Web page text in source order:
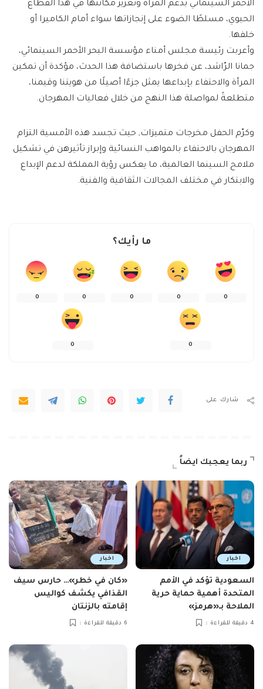
الأحمر السينمائي بدعم المرأة وتعزيز مكانتها في هذا القطاع
الحيوي، مسلطًا الضوء على إنجازاتها سواء أمام الكاميرا أو
خلفها.
وأعربت رئيسة مجلس أمناء مؤسسة البحر الأحمر السينمائي،
جمانا الرّاشد، عن فخرها باستضافة هذا الحدث، مؤكدة أن تمكين
المرأة والاحتفاء بإبداعها يمثل جزءًا أصيلًا من هويتنا وقيمنا،
متطلعةً لمواصلة هذا النهج من خلال فعاليات المهرجان.
وكرّم الحفل مخرجات متميزات, حيث تجسد هذه الأمسية التزام
المهرجان بالاحتفاء بالمواهب النسائية وإبراز تأثيرهن في تشكيل
ملامح السينما العالمية، ما يعكس رؤية المملكة لدعم الإبداع
والابتكار في مختلف المجالات الثقافية والفنية.
ما رأيك؟
0
0
0
0
0
0
0
شارك على
ربما يعجبك ايضاً
اخبار
السعودية تؤكد في الأمم
المتحدة أهمية حماية حرية
الملاحة بـ«هرمز»
4 دقيقة للقراءة
اخبار
«كان في خطر»… حارس سيف
القذافي يكشف كواليس
إقامته بالزنتان
6 دقيقة للقراءة